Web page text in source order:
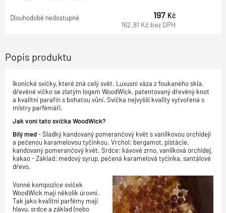
Dlouhodobě nedostupné 197 Kč
162,81 Kč bez DPH
Popis produktu
Ikonické svíčky, které zná celý svět. Luxusní váza z foukaného skla,
dřevěné víčko se zlatým logem WoodWick, patentovaný dřevěný knot
a kvalitní parafín s bohatou vůní. Svíčka nejvyšší kvality vytvořená s
mistry parfémáři.
Jak voní tato svíčka WoodWick?
Bílý med- Sladký kandovaný pomerančový květ s vanilkovou orchidejí
a pečenou karamelovou tyčinkou. Vrchol: bergamot, pistácie,
kandovaný pomerančový květ. Srdce: kávové zrno, vanilková orchidej,
kakao - Základ: medový syrup, pečená karamelová tyčinka, santálové
dřevo.
Vonné kompozice svíček
WoodWick mají několik úrovní.
Tak jako kvalitní parfémy mají
hlavu, srdce a základ (nebo